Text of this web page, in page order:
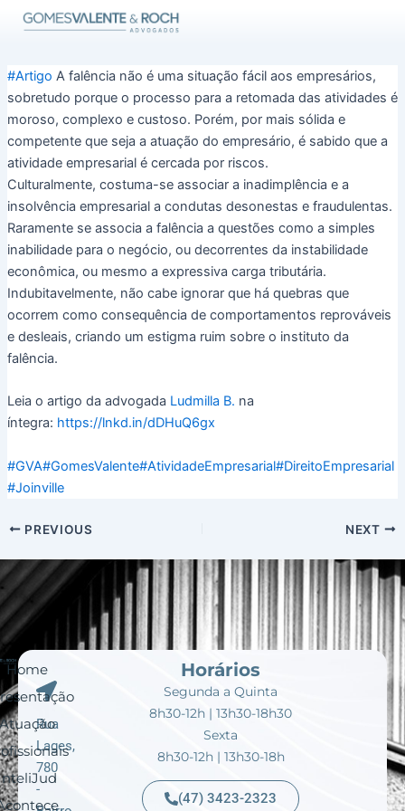
para
conteúdo
#Artigo A falência não é uma situação fácil aos empresários,
sobretudo porque o processo para a retomada das atividades é
moroso, complexo e custoso. Porém, por mais sólida e
competente que seja a atuação do empresário, é sabido que a
atividade empresarial é cercada por riscos.
Culturalmente, costuma-se associar a inadimplência e a
insolvência empresarial a condutas desonestas e fraudulentas.
Raramente se associa a falência a questões como a simples
inabilidade para o negócio, ou decorrentes da instabilidade
econômica, ou mesmo a expressiva carga tributária.
Indubitavelmente, não cabe ignorar que há quebras que
ocorrem como consequência de comportamentos reprováveis
e desleais, criando um estigma ruim sobre o instituto da
falência.
Leia o artigo da advogada Ludmilla B. na
íntegra: https://lnkd.in/dDHuQ6gx
#GVA#GomesValente#AtividadeEmpresarial#DireitoEmpresarial
#Joinville
PREVIOUS NEXT
Rua
Lages,
780
-
Home
Atuação
Horários
Segunda a Quinta
8h30-12h | 13h30-18h30
Sexta
8h30-12h | 13h30-18h
(47) 3423-2323